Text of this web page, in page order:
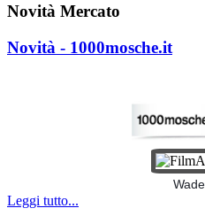
Novità Mercato
Novità - 1000mosche.it
Leggi tutto...